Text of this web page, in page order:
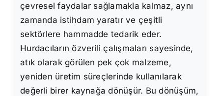
çevresel faydalar sağlamakla kalmaz, aynı
zamanda istihdam yaratır ve çeşitli
sektörlere hammadde tedarik eder.
Hurdacıların özverili çalışmaları sayesinde,
atık olarak görülen pek çok malzeme,
yeniden üretim süreçlerinde kullanılarak
değerli birer kaynağa dönüşür. Bu dönüşüm,